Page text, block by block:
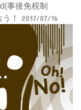
事後免税制
！
2017/07/16